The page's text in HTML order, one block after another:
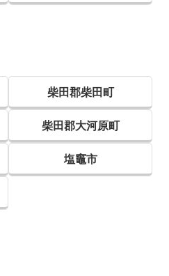
柴田郡柴田町
柴田郡大河原町
塩竈市